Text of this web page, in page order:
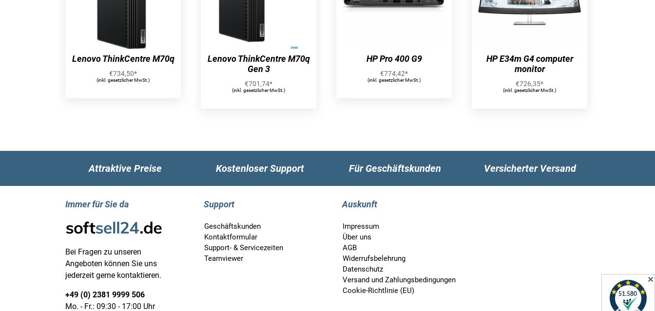
Lenovo ThinkCentre M70q
€734,50*
(inkl. gesetzlicher MwSt.)
Lenovo ThinkCentre M70q
Gen 3
€701,74*
(inkl. gesetzlicher MwSt.)
HP Pro 400 G9
€774,42*
(inkl. gesetzlicher MwSt.)
HP E34m G4 computer
monitor
€726,35*
(inkl. gesetzlicher MwSt.)
Attraktive Preise Kostenloser Support Für Geschäftskunden Versicherter Versand
Immer für Sie da
Bei Fragen zu unseren
Angeboten können Sie uns
jederzeit gerne kontaktieren.
+49 (0) 2381 9999 506
Mo. - Fr.: 09:30 - 17:00 Uhr
Support
Geschäftskunden
Kontaktformular
Support- & Servicezeiten
Teamviewer
Auskunft
Impressum
Über uns
AGB
Widerrufsbelehrung
Datenschutz
Versand und Zahlungsbedingungen
Cookie-Richtlinie (EU)
✕